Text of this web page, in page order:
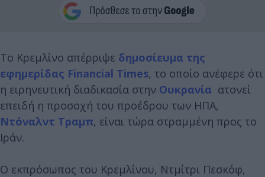
Το Κρεμλίνο απέρριψε δημοσίευμα της
εφημερίδας Financial Times, το οποίο ανέφερε ότι
η ειρηνευτική διαδικασία στην Ουκρανία ατονεί
επειδή η προσοχή του προέδρου των ΗΠΑ,
Ντόναλντ Τραμπ, είναι τώρα στραμμένη προς το
Ιράν.
Ο εκπρόσωπος του Κρεμλίνου, Ντμίτρι Πεσκόφ,